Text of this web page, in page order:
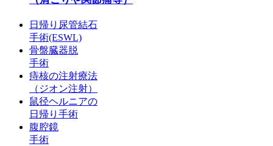
日帰り尿管結石
手術(ESWL)
骨盤臓器脱
手術
痔核の注射療法
（ジオン注射）
鼠径ヘルニアの
日帰り手術
腹腔鏡
手術